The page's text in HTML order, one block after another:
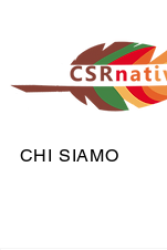
CHI SIAMO